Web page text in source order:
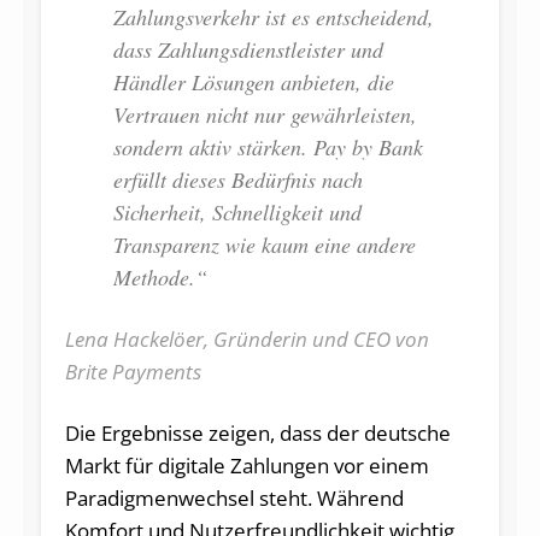
Zahlungsverkehr ist es entscheidend,
dass Zahlungsdienstleister und
Händler Lösungen anbieten, die
Vertrauen nicht nur gewährleisten,
sondern aktiv stärken. Pay by Bank
erfüllt dieses Bedürfnis nach
Sicherheit, Schnelligkeit und
Transparenz wie kaum eine andere
Methode.“
Lena Hackelöer, Gründerin und CEO von
Brite Payments
Die Ergebnisse zeigen, dass der deutsche
Markt für digitale Zahlungen vor einem
Paradigmenwechsel steht. Während
Komfort und Nutzerfreundlichkeit wichtig